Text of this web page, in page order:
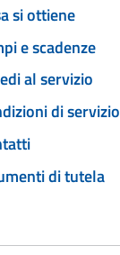
si ottiene
e scadenze
al servizio
di servizio
di tutela